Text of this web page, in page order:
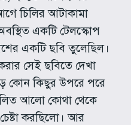
চিলির আটাকামা
একটি টেলস্কোপ
একটি ছবি তুলেছিল।
সেই ছবিতে দেখা
কোন কিছুর উপরে পরে
আলো কোথা থেকে
করছিলো। আর